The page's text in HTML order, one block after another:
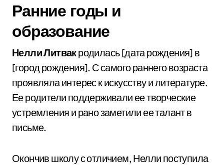
Ранние годы и
образование
Нелли Литвакродилась [дата рождения] в
[город рождения]. С самого раннего возраста
проявляла интерес к искусству и литературе.
Ее родители поддерживали ее творческие
устремления и рано заметили ее талант в
письме.
Окончив школу с отличием, Нелли поступила